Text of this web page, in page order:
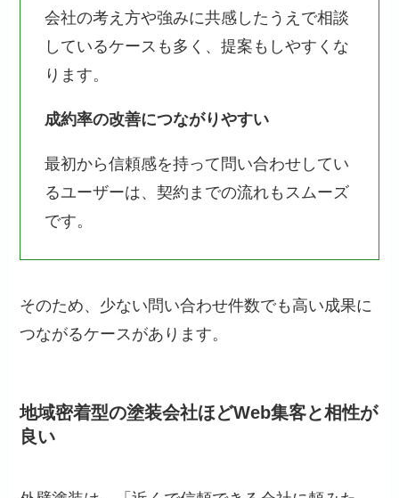
会社の考え方や強みに共感したうえで相談
しているケースも多く、提案もしやすくな
ります。
成約率の改善につながりやすい
最初から信頼感を持って問い合わせしてい
るユーザーは、契約までの流れもスムーズ
です。
そのため、少ない問い合わせ件数でも高い成果に
つながるケースがあります。
地域密着型の塗装会社ほどWeb集客と相性が
良い